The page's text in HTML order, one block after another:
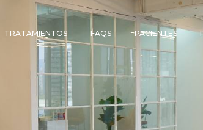
TRATAMIENTOS FAQS PACIENTES